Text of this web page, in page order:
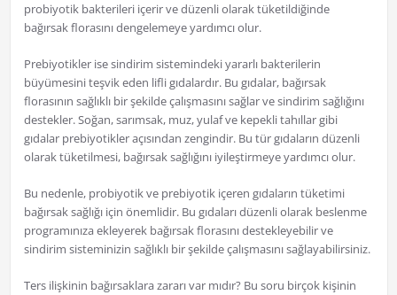
probiyotik bakterileri içerir ve düzenli olarak tüketildiğinde
bağırsak florasını dengelemeye yardımcı olur.
Prebiyotikler ise sindirim sistemindeki yararlı bakterilerin
büyümesini teşvik eden lifli gıdalardır. Bu gıdalar, bağırsak
florasının sağlıklı bir şekilde çalışmasını sağlar ve sindirim sağlığını
destekler. Soğan, sarımsak, muz, yulaf ve kepekli tahıllar gibi
gıdalar prebiyotikler açısından zengindir. Bu tür gıdaların düzenli
olarak tüketilmesi, bağırsak sağlığını iyileştirmeye yardımcı olur.
Bu nedenle, probiyotik ve prebiyotik içeren gıdaların tüketimi
bağırsak sağlığı için önemlidir. Bu gıdaları düzenli olarak beslenme
programınıza ekleyerek bağırsak florasını destekleyebilir ve
sindirim sisteminizin sağlıklı bir şekilde çalışmasını sağlayabilirsiniz.
Ters ilişkinin bağırsaklara zararı var mıdır? Bu soru birçok kişinin